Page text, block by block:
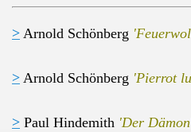
> Arnold Schönberg '
> Arnold Schönberg 'Pierrot
> Paul Hindemith 'Der